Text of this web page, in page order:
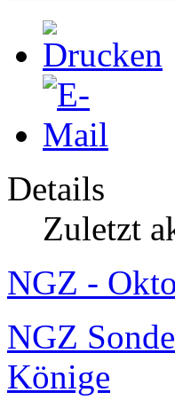
Details
Zuletzt
NGZ -
NGZ
Könige